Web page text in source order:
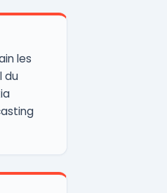
les
du